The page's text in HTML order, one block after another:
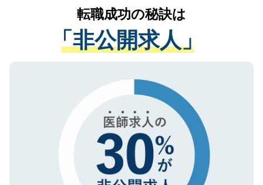
は、個人情報の取り扱いについての厳密な
管理基準を満たした事業者のみに付与され
る、プライバシーマークを取得済みです。
で、機密保持に関してもご安心ください。
かがいして、現在の医療機関の状況や紹介
経験をまじえながら、適切なアドバイスを
させていただきます。すぐにご転職をされ
ない方には、長期的なサポートが可能です
ので、まずはご登録ください。
転職成功の秘訣は
「非公開求人」